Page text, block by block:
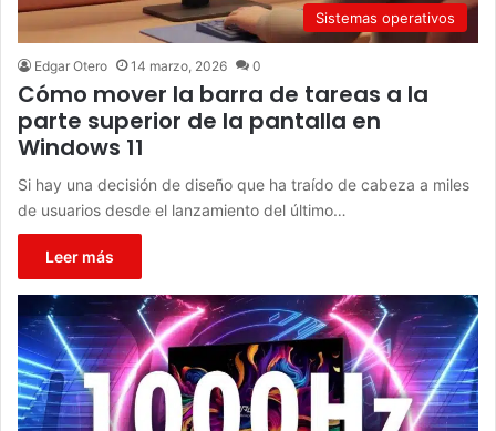
Sistemas operativos
Edgar Otero 14 marzo, 2026 0
Cómo mover la barra de tareas a la
parte superior de la pantalla en
Windows 11
Si hay una decisión de diseño que ha traído de cabeza a miles
de usuarios desde el lanzamiento del último…
Leer más